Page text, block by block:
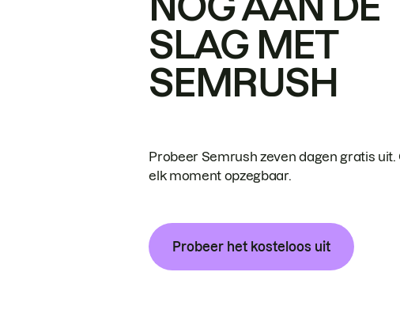
SLAG MET
SEMRUSH
Probeer Semrush zeven dagen gratis uit.
elk moment opzegbaar.
Probeer het kosteloos uit